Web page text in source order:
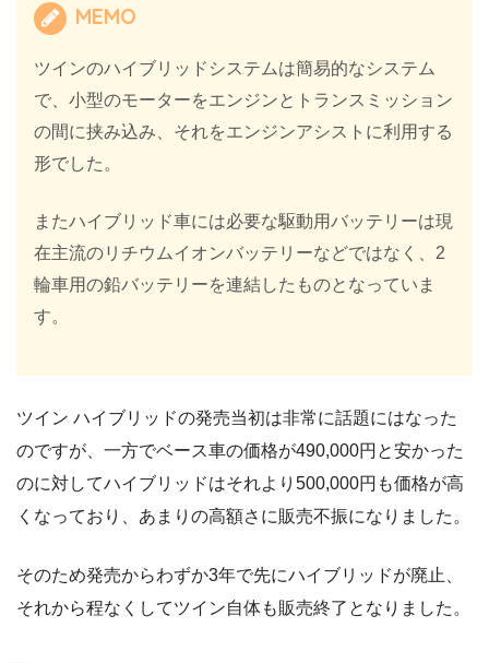
MEMO
ツインのハイブリッドシステムは簡易的なシステム
で、小型のモーターをエンジンとトランスミッション
の間に挟み込み、それをエンジンアシストに利用する
形でした。
またハイブリッド車には必要な駆動用バッテリーは現
在主流のリチウムイオンバッテリーなどではなく、2
輪車用の鉛バッテリーを連結したものとなっていま
す。
ツイン ハイブリッドの発売当初は非常に話題にはなった
のですが、一方でベース車の価格が490,000円と安かった
のに対してハイブリッドはそれより500,000円も価格が高
くなっており、あまりの高額さに販売不振になりました。
そのため発売からわずか3年で先にハイブリッドが廃止、
それから程なくしてツイン自体も販売終了となりました。